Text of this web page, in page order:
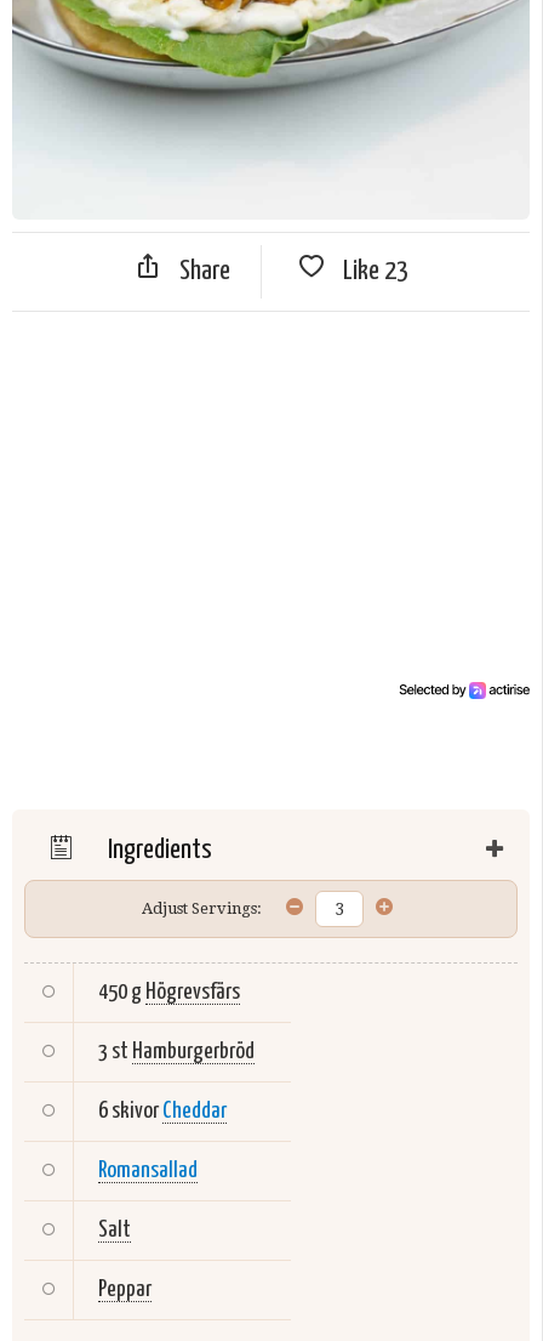
Share Like 23
Ingredients
Adjust Servings:
450 g Högrevsfärs
3 st Hamburgerbröd
6 skivor Cheddar
Romansallad
Salt
Peppar